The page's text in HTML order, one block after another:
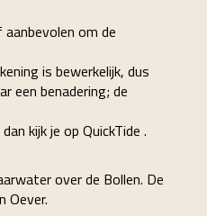
om de
is bewerkelijk, dus
een benadering; de
kijk je op QuickTide .
over de Bollen. De
Oever.